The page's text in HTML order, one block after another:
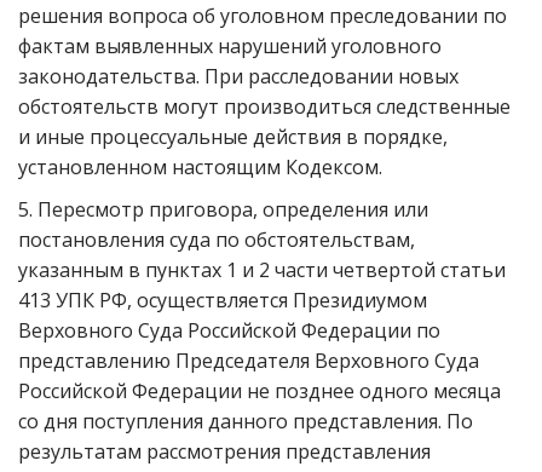
решения вопроса об уголовном преследовании по
фактам выявленных нарушений уголовного
законодательства. При расследовании новых
обстоятельств могут производиться следственные
и иные процессуальные действия в порядке,
установленном настоящим Кодексом.
5. Пересмотр приговора, определения или
постановления суда по обстоятельствам,
указанным в пунктах 1 и 2 части четвертой статьи
413 УПК РФ, осуществляется Президиумом
Верховного Суда Российской Федерации по
представлению Председателя Верховного Суда
Российской Федерации не позднее одного месяца
со дня поступления данного представления. По
результатам рассмотрения представления